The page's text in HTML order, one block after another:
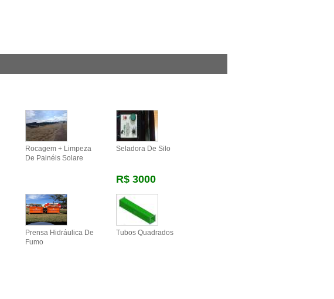
Rocagem + Limpeza
De Painéis Solare
Seladora De Silo
R$ 3000
Prensa Hidráulica De
Fumo
Tubos Quadrados